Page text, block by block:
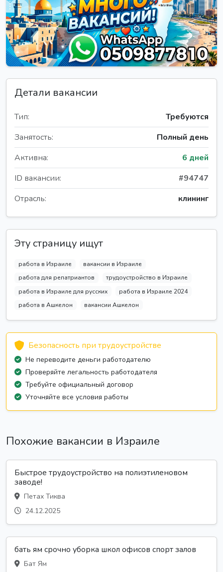
Детали вакансии
Тип:
Требуются
Занятость:
Полный день
Активна:
6 дней
ID вакансии:
#94747
Отрасль:
клининг
Эту страницу ищут
работа в Израиле
вакансии в Израиле
работа для репатриантов
трудоустройство в Израиле
работа в Израиле для русских
работа в Израиле 2024
работа в Ашкелон
вакансии Ашкелон
Безопасность при трудоустройстве
Не переводите деньги работодателю
Проверяйте легальность работодателя
Требуйте официальный договор
Уточняйте все условия работы
Похожие вакансии в Израиле
Быстрое трудоустройство на полиэтиленовом
заводе!
Петах Тиква
24.12.2025
бать ям срочно уборка школ офисов спорт залов
Бат Ям